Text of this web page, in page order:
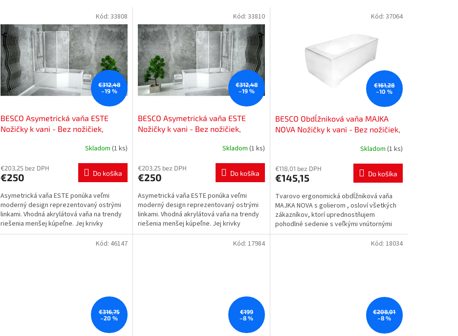
p
p
p
€312,48
–19 %
BESCO Asymetrická vaňa ESTE
Nožičky k vani - Bez nožičiek,
prevedenia - Ľavé VANEST17L
Skladom (1 ks)
€203,25 bez DPH
€250 Do košíka
Asymetrická vaňa ESTE ponúka veľmi
moderný design reprezentovaný ostrými
linkami. Vhodná akrylátová vaňa na trendy
riešenia menšej kúpeľne. Jej krivky
uspokoja aj...
Kód: 33808
€312,48
–19 %
BESCO Asymetrická vaňa ESTE
Nožičky k vani - Bez nožičiek,
prevedenia - Pravé VANEST17P
Skladom (1 ks)
€203,25 bez DPH
€250 Do košíka
Asymetrická vaňa ESTE ponúka veľmi
moderný design reprezentovaný ostrými
linkami. Vhodná akrylátová vaňa na trendy
riešenia menšej kúpeľne. Jej krivky
uspokoja aj...
Kód: 33810
€161,28
–10 %
BESCO Obdĺžniková vaňa MAJKA
NOVA Nožičky k vani - Bez nožičiek,
Skladom (1 ks)
€118,01 bez DPH
€145,15 Do košíka
Tvarovo ergonomická obdĺžniková vaňa
MAJKA NOVA s golierom , osloví všetkých
zákazníkov, ktorí uprednostňujem
pohodlné sedenie s veľkými vnútornými
rozmermi . Túto vaňu je možné...
Kód: 37064
€316,75
–20 %
Kód: 46147
€199
–8 %
Kód: 17984
€208,01
–8 %
Kód: 18034